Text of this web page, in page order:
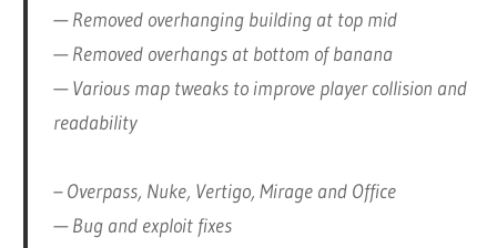
— Removed overhanging building at top mid
— Removed overhangs at bottom of banana
— Various map tweaks to improve player collision and
readability
– Overpass, Nuke, Vertigo, Mirage and Office
— Bug and exploit fixes